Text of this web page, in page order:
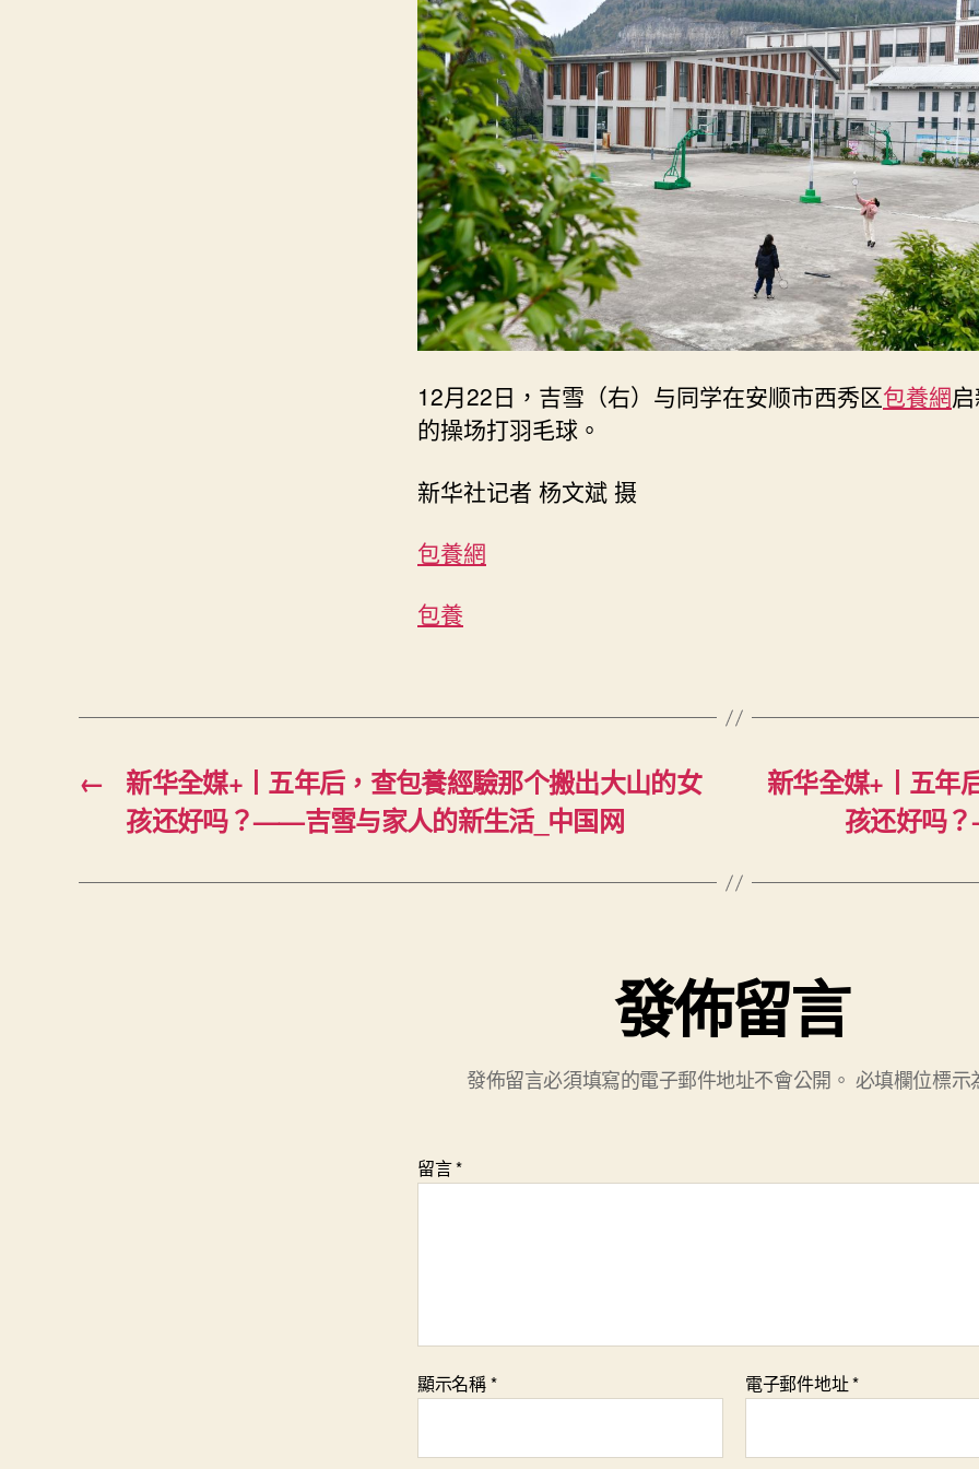
后，
那
个
搬
出
大
山
的
女
孩
还
好
吗？
——
吉
雪
中
12月22日，吉雪（右）与同学在安顺市西秀区包養網
的操场打羽毛球。
新华社记者 杨文斌 摄
包養網
包養
←
新华全媒+丨五年后，查包養經驗那个搬出大山的女
孩还好吗？——吉雪与家人的新生活_中国网
新华全媒+丨五年
孩还好吗
發佈留言
發佈留言必須填寫的電子郵件地址不會公開。 必填欄位標
留言*
顯示名稱* 電子郵件地址*